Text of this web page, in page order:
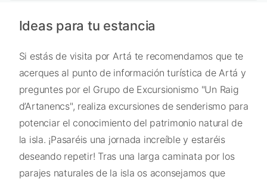
Ideas para tu estancia
Si estás de visita por Artá te recomendamos que te
acerques al punto de información turística de Artá y
preguntes por el Grupo de Excursionismo "Un Raig
d’Artanencs", realiza excursiones de senderismo para
potenciar el conocimiento del patrimonio natural de
la isla. ¡Pasaréis una jornada increíble y estaréis
deseando repetir! Tras una larga caminata por los
parajes naturales de la isla os aconsejamos que